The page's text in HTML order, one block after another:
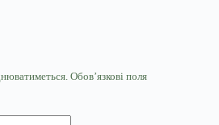
Обов’язкові поля